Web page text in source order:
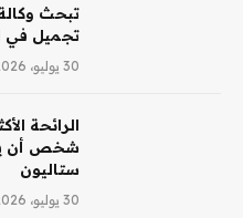
تجميل
30 يوليو، 2026
الرائحة
شخص أن
ستاليون
30 يوليو، 2026